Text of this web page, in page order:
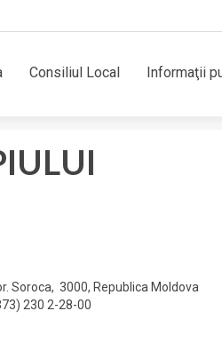
Consiliul Local Informaţii
Soroca, 3000, Republica Moldova
230 2-28-00